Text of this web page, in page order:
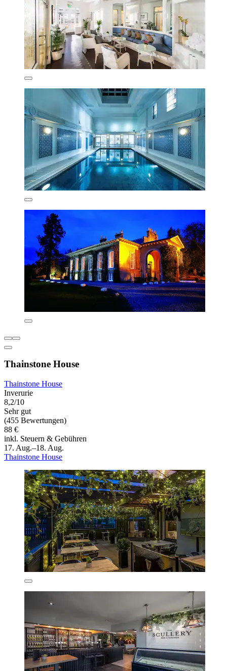
Thainstone House
Thainstone House
Inverurie
8,2/10
Sehr gut
(455 Bewertungen)
88 €
inkl. Steuern & Gebühren
17. Aug.–18. Aug.
Thainstone House